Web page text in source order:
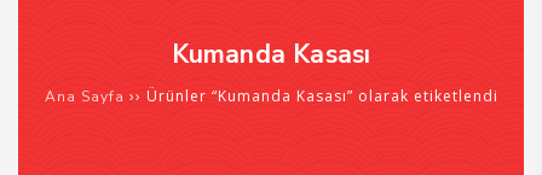
Kumanda Kasası
Ana Sayfa ›› Ürünler “Kumanda Kasası” olarak etiketlendi